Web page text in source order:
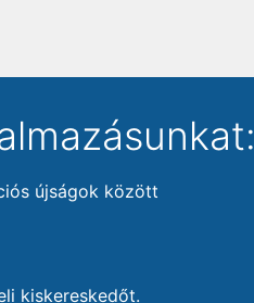
újságok között
kiskereskedőt.